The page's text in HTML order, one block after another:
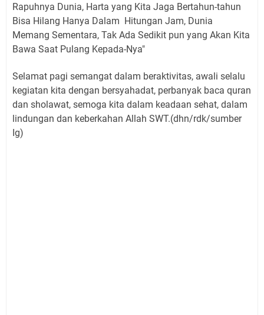
Rapuhnya Dunia, Harta yang Kita Jaga Bertahun-tahun
Bisa Hilang Hanya Dalam Hitungan Jam, Dunia
Memang Sementara, Tak Ada Sedikit pun yang Akan Kita
Bawa Saat Pulang Kepada-Nya"
Selamat pagi semangat dalam beraktivitas, awali selalu
kegiatan kita dengan bersyahadat, perbanyak baca quran
dan sholawat, semoga kita dalam keadaan sehat, dalam
lindungan dan keberkahan Allah SWT.(dhn/rdk/sumber
Ig)